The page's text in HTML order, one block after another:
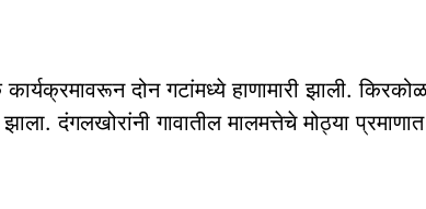
कार्यक्रमावरून दोन गटांमध्ये हाणामारी झाली.
दंगलखोरांनी गावातील मालमत्तेचे मोठ्या